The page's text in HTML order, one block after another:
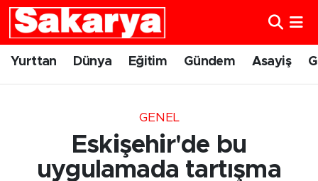
Yurttan Dünya Eğitim Gündem Asayiş
GENEL
Eskişehir'de bu
uygulamada tartışma
Yurttan
Gündem
Eskişehir Nöbetçi Eczaneler
Eskişehir Trafik Yoğunluk Haritası